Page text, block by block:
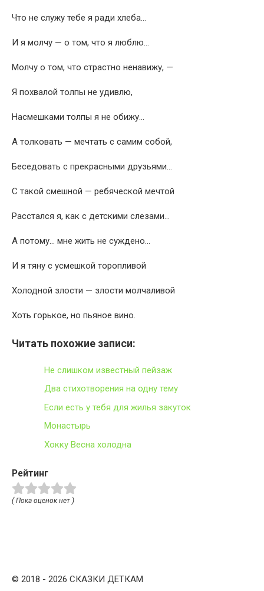
Что не служу тебе я ради хлеба…
И я молчу — о том, что я люблю…
Молчу о том, что страстно ненавижу, —
Я похвалой толпы не удивлю,
Насмешками толпы я не обижу…
А толковать — мечтать с самим собой,
Беседовать с прекрасными друзьями…
С такой смешной — ребяческой мечтой
Расстался я, как с детскими слезами…
А потому… мне жить не суждено…
И я тяну с усмешкой торопливой
Холодной злости — злости молчаливой
Хоть горькое, но пьяное вино.
Читать похожие записи:
Не слишком известный пейзаж
Два стихотворения на одну тему
Если есть у тебя для жилья закуток
Монастырь
Хокку Весна холодна
Рейтинг
( Пока оценок нет )
© 2018 - 2026 СКАЗКИ ДЕТКАМ